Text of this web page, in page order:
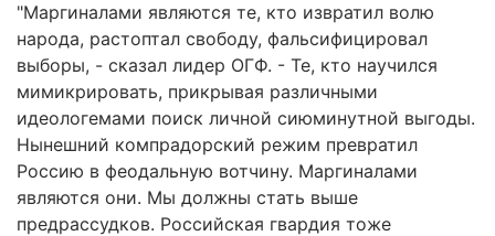
"Маргиналами являются те, кто извратил волю
народа, растоптал свободу, фальсифицировал
выборы, - сказал лидер ОГФ. - Те, кто научился
мимикрировать, прикрывая различными
идеологемами поиск личной сиюминутной выгоды.
Нынешний компрадорский режим превратил
Россию в феодальную вотчину. Маргиналами
являются они. Мы должны стать выше
предрассудков. Российская гвардия тоже